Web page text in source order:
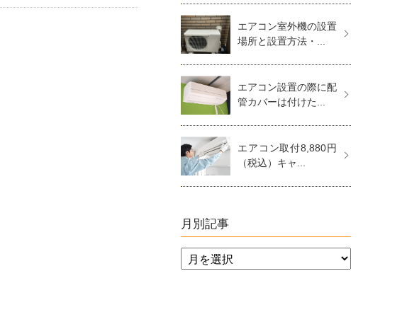
エアコン室外機の設置
場所と設置方法・...
エアコン設置の際に配
管カバーは付けた...
エアコン取付8,880円
（税込）キャ...
月別記事